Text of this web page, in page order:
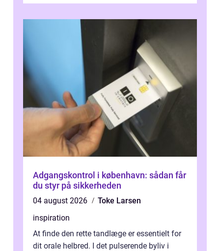
Adgangskontrol i københavn: sådan får
du styr på sikkerheden
04 august 2026
Toke Larsen
inspiration
At finde den rette tandlæge er essentielt for
dit orale helbred. I det pulserende byliv i